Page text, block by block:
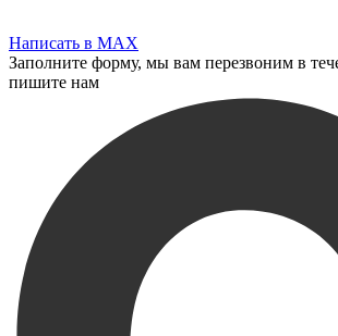
Написать в MAX
Заполните форму, мы вам перезвоним в
пишите нам